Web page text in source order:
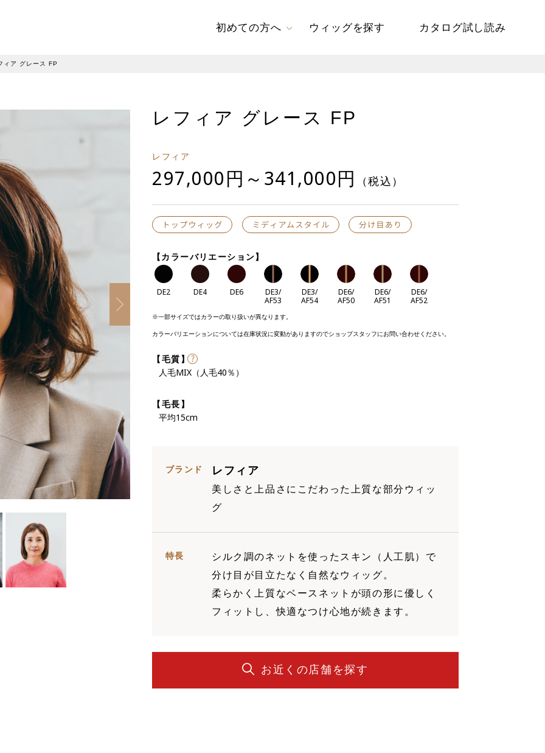
初めての方へ ウィッグを探す カタログ試し読み
ィア グレース FP
レフィア グレース FP
レフィア
297,000円～341,000円 （税込）
【カラーバリエーション】
DE2 DE4 DE6
DE3/
AF53
DE3/
AF54
DE6/
AF50
DE6/
AF51
DE6/
AF52
※一部サイズではカラーの取り扱いが異なります。
カラーバリエーションについては在庫状況に変動がありますのでショップスタッフにお問い合わせください。
【毛質】
人毛MIX（人毛40％）
【毛長】
平均15cm
ブランド レフィア
美しさと上品さにこだわった上質な部分ウィッ
グ
特長
シルク調のネットを使ったスキン（人工肌）で
分け目が目立たなく自然なウィッグ。
柔らかく上質なベースネットが頭の形に優しく
フィットし、快適なつけ心地が続きます。
お近くの店舗を探す